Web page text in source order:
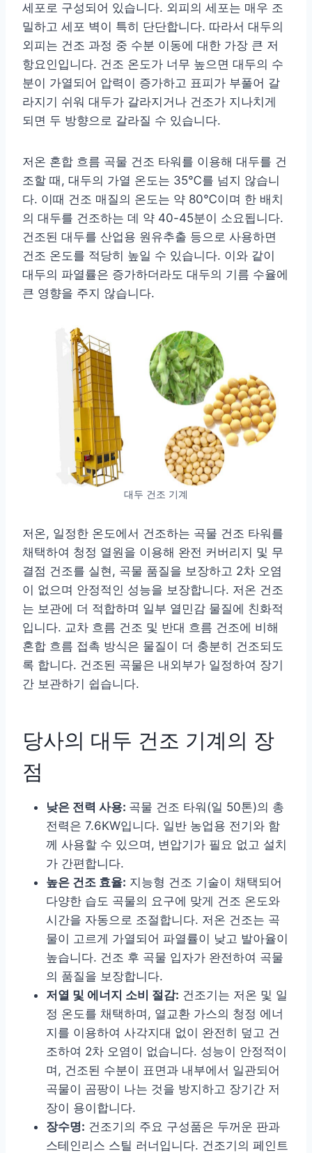
세포로 구성되어 있습니다. 외피의 세포는 매우 조
밀하고 세포 벽이 특히 단단합니다. 따라서 대두의
외피는 건조 과정 중 수분 이동에 대한 가장 큰 저
항요인입니다. 건조 온도가 너무 높으면 대두의 수
분이 가열되어 압력이 증가하고 표피가 부풀어 갈
라지기 쉬워 대두가 갈라지거나 건조가 지나치게
되면 두 방향으로 갈라질 수 있습니다.
저온 혼합 흐름 곡물 건조 타워를 이용해 대두를 건
조할 때, 대두의 가열 온도는 35℃를 넘지 않습니
다. 이때 건조 매질의 온도는 약 80℃이며 한 배치
의 대두를 건조하는 데 약 40-45분이 소요됩니다.
건조된 대두를 산업용 원유추출 등으로 사용하면
건조 온도를 적당히 높일 수 있습니다. 이와 같이
대두의 파열률은 증가하더라도 대두의 기름 수율에
큰 영향을 주지 않습니다.
대두 건조 기계
저온, 일정한 온도에서 건조하는 곡물 건조 타워를
채택하여 청정 열원을 이용해 완전 커버리지 및 무
결점 건조를 실현, 곡물 품질을 보장하고 2차 오염
이 없으며 안정적인 성능을 보장합니다. 저온 건조
는 보관에 더 적합하며 일부 열민감 물질에 친화적
입니다. 교차 흐름 건조 및 반대 흐름 건조에 비해
혼합 흐름 접촉 방식은 물질이 더 충분히 건조되도
록 합니다. 건조된 곡물은 내외부가 일정하여 장기
간 보관하기 쉽습니다.
당사의 대두 건조 기계의 장
점
낮은 전력 사용: 곡물 건조 타워(일 50톤)의 총
전력은 7.6KW입니다. 일반 농업용 전기와 함
께 사용할 수 있으며, 변압기가 필요 없고 설치
가 간편합니다.
높은 건조 효율: 지능형 건조 기술이 채택되어
다양한 습도 곡물의 요구에 맞게 건조 온도와
시간을 자동으로 조절합니다. 저온 건조는 곡
물이 고르게 가열되어 파열률이 낮고 발아율이
높습니다. 건조 후 곡물 입자가 완전하여 곡물
의 품질을 보장합니다.
저열 및 에너지 소비 절감: 건조기는 저온 및 일
정 온도를 채택하며, 열교환 가스의 청정 에너
지를 이용하여 사각지대 없이 완전히 덮고 건
조하여 2차 오염이 없습니다. 성능이 안정적이
며, 건조된 수분이 표면과 내부에서 일관되어
곡물이 곰팡이 나는 것을 방지하고 장기간 저
장이 용이합니다.
장수명: 건조기의 주요 구성품은 두꺼운 판과
스테인리스 스틸 러너입니다. 건조기의 페인트